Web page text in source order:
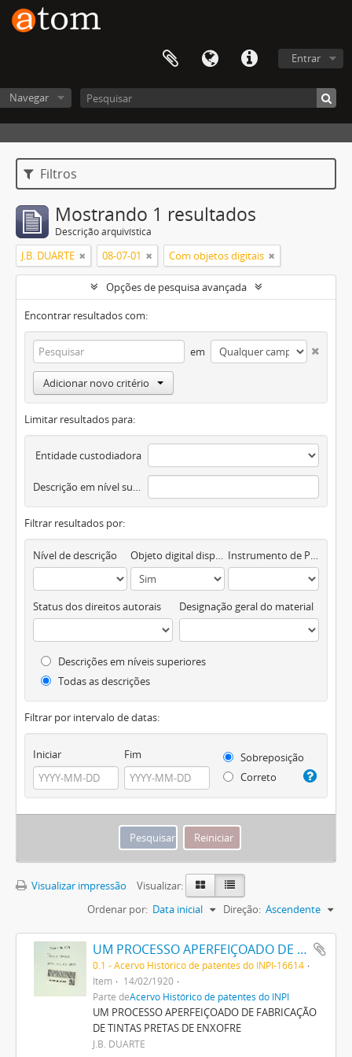
Entrar
Navegar
Filtros
Mostrando 1 resultados
Descrição arquivística
J.B. DUARTE 08-07-01 Com objetos digitais
Opções de pesquisa avançada
Encontrar resultados com:
em
Adicionar novo critério
Limitar resultados para:
Entidade custodiadora
Descrição em nível superior
Filtrar resultados por:
Nível de descrição Objeto digital disponível Instrumento de Pesquisa
Status dos direitos autorais Designação geral do material
Descrições em níveis superiores
Todas as descrições
Filtrar por intervalo de datas:
Iniciar Fim
Sobreposição
Correto
Visualizar impressão
Visualizar:
Ordenar por: Data inicial Direção: Ascendente
UM PROCESSO APERFEIÇOADO DE FABRICAÇÃO DE TINTAS PRETAS DE ENXOFRE
0.1 - Acervo Histórico de patentes do INPI-16614
Item
14/02/1920
Parte deAcervo Histórico de patentes do INPI
UM PROCESSO APERFEIÇOADO DE FABRICAÇÃO
DE TINTAS PRETAS DE ENXOFRE
J.B. DUARTE